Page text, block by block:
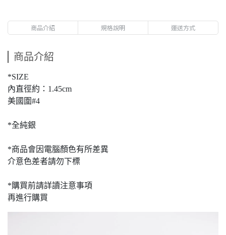
商品介紹 規格說明 運送方式
商品介紹
*SIZE
內直徑約：1.45cm
美國圍#4
*全純銀
*商品會因電腦顏色有所差異
介意色差者請勿下標
*購買前請詳讀注意事項
再進行購買